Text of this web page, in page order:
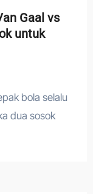
Gaal vs
untuk
dua sosok